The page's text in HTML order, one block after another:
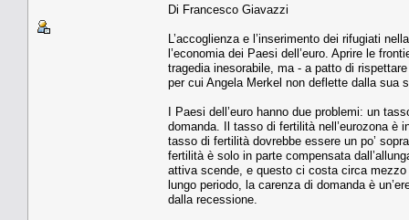
Di Francesco Giavazzi
L’accoglienza e l’inserimento dei rifugiati
l’economia dei Paesi dell’euro. Aprire le
tragedia inesorabile, ma - a patto di
per cui Angela Merkel non deflette dalla sua
I Paesi dell’euro hanno due problemi: un
domanda. Il tasso di fertilità nell’eurozona è
tasso di fertilità dovrebbe essere un po’
fertilità è solo in parte compensata
attiva scende, e questo ci costa circa
lungo periodo, la carenza di domanda è
dalla recessione.